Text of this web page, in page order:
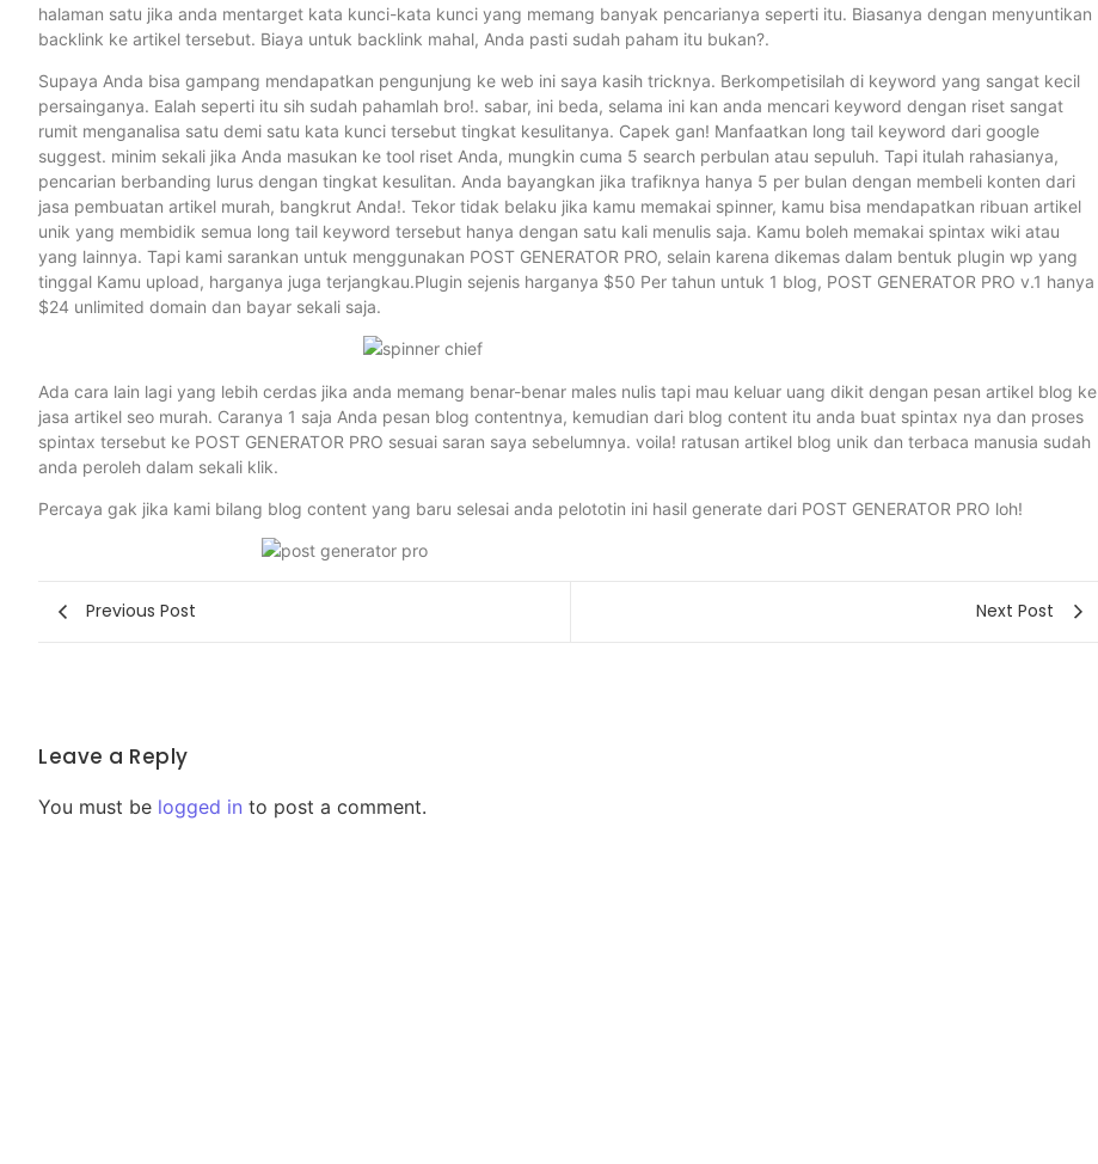
halaman satu jika anda mentarget kata kunci-kata kunci yang memang banyak pencarianya seperti itu. Biasanya dengan menyuntikan
backlink ke artikel tersebut. Biaya untuk backlink mahal, Anda pasti sudah paham itu bukan?.
Supaya Anda bisa gampang mendapatkan pengunjung ke web ini saya kasih tricknya. Berkompetisilah di keyword yang sangat kecil
persainganya. Ealah seperti itu sih sudah pahamlah bro!. sabar, ini beda, selama ini kan anda mencari keyword dengan riset sangat
rumit menganalisa satu demi satu kata kunci tersebut tingkat kesulitanya. Capek gan! Manfaatkan long tail keyword dari google
suggest. minim sekali jika Anda masukan ke tool riset Anda, mungkin cuma 5 search perbulan atau sepuluh. Tapi itulah rahasianya,
pencarian berbanding lurus dengan tingkat kesulitan. Anda bayangkan jika trafiknya hanya 5 per bulan dengan membeli konten dari
jasa pembuatan artikel murah, bangkrut Anda!. Tekor tidak belaku jika kamu memakai spinner, kamu bisa mendapatkan ribuan artikel
unik yang membidik semua long tail keyword tersebut hanya dengan satu kali menulis saja. Kamu boleh memakai spintax wiki atau
yang lainnya. Tapi kami sarankan untuk menggunakan POST GENERATOR PRO, selain karena dikemas dalam bentuk plugin wp yang
tinggal Kamu upload, harganya juga terjangkau.Plugin sejenis harganya $50 Per tahun untuk 1 blog, POST GENERATOR PRO v.1 hanya
$24 unlimited domain dan bayar sekali saja.
Ada cara lain lagi yang lebih cerdas jika anda memang benar-benar males nulis tapi mau keluar uang dikit dengan pesan artikel blog ke
jasa artikel seo murah. Caranya 1 saja Anda pesan blog contentnya, kemudian dari blog content itu anda buat spintax nya dan proses
spintax tersebut ke POST GENERATOR PRO sesuai saran saya sebelumnya. voila! ratusan artikel blog unik dan terbaca manusia sudah
anda peroleh dalam sekali klik.
Percaya gak jika kami bilang blog content yang baru selesai anda pelototin ini hasil generate dari POST GENERATOR PRO loh!
Previous Post Next Post
Leave a Reply
You must be logged in to post a comment.